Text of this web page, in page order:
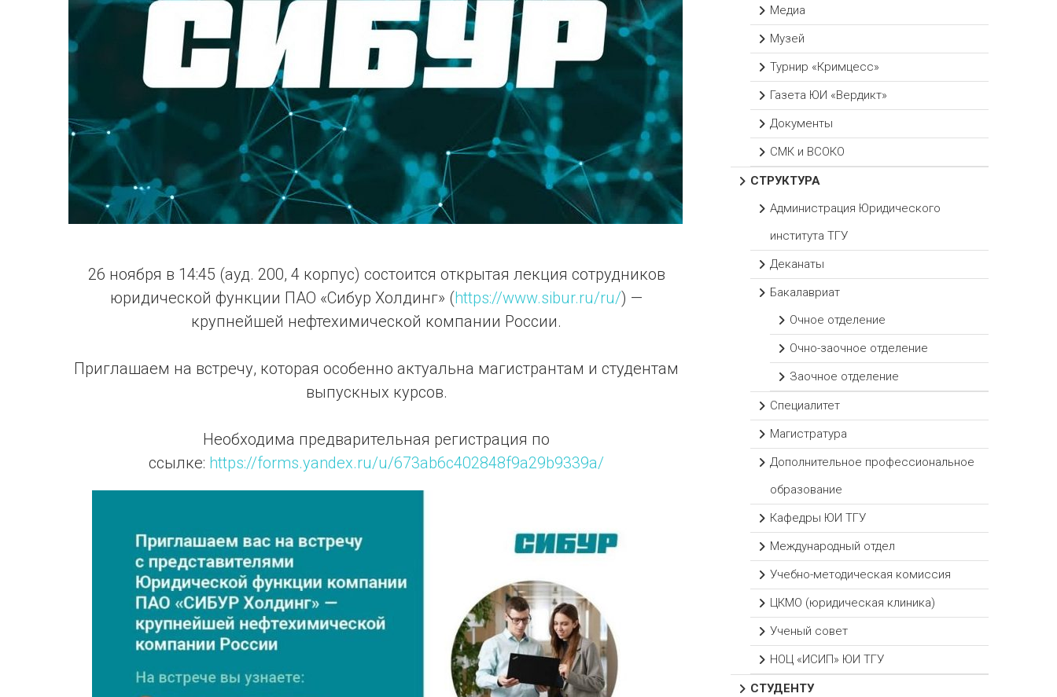
26 ноября в 14:45 (ауд. 200, 4 корпус) состоится открытая лекция сотрудников
юридической функции ПАО «Сибур Холдинг» (https://www.sibur.ru/ru/) —
крупнейшей нефтехимической компании России.
Приглашаем на встречу, которая особенно актуальна магистрантам и студентам
выпускных курсов.
Необходима предварительная регистрация по
ссылке: https://forms.yandex.ru/u/673ab6c402848f9a29b9339a/
Медиа
Музей
Турнир «Кримцесс»
Газета ЮИ «Вердикт»
Документы
СМК и ВСОКО
СТРУКТУРА
Администрация Юридического
института ТГУ
Деканаты
Бакалавриат
Очное отделение
Очно-заочное отделение
Заочное отделение
Специалитет
Магистратура
Дополнительное профессиональное
образование
Кафедры ЮИ ТГУ
Международный отдел
Учебно-методическая комиссия
ЦКМО (юридическая клиника)
Ученый совет
НОЦ «ИСИП» ЮИ ТГУ
СТУДЕНТУ